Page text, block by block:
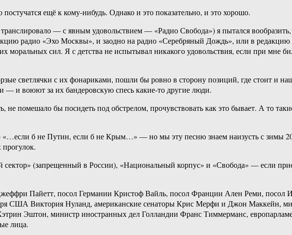
ещё к кому-нибудь. Однако и это показательно, и это хорошо.
— с явным удовольствием — «Радио Свобода») я пытался вообразить,
радио «Эхо Москвы», и заодно на радио «Серебряный Дождь», или в
моральных сил. Я с детства не испытывал никакого удовольствия, если при мне
светлячки с их фонариками, пошли бы ровно в сторону позиций, где стоит и
и воюют за их бандеровскую спесь какие-то другие люди.
помешало бы посидеть под обстрелом, прочувствовать как это бывает. А то
б не Путин, если б не Крым…» — но мы эту песню знаем наизусть с зимы
(запрещенный в России), «Национальный корпус» и «Свобода» — если
Пайетт, посол Германии Кристоф Вайль, посол Франции Ален Реми, посол
США Виктория Нуланд, американские сенаторы Крис Мерфи и Джон Маккейн,
Эштон, министр иностранных дел Голландии Франс Тиммерманс,
лица.